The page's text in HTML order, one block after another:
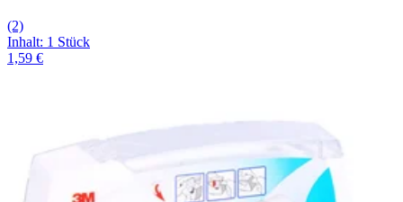
(2)
Inhalt: 1 Stück
1,59 €